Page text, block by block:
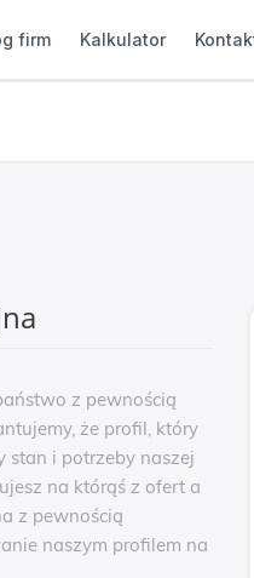
firm Kalkulator
z pewnością
że profil, który
stan i potrzeby naszej
na którąś z ofert a
z pewnością
naszym profilem na